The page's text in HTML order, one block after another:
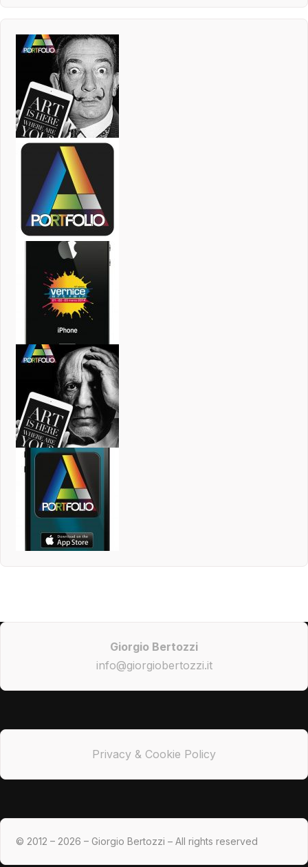
Giorgio Bertozzi
info@giorgiobertozzi.it
Privacy & Cookie Policy
© 2012 – 2026 – Giorgio Bertozzi – All rights reserved